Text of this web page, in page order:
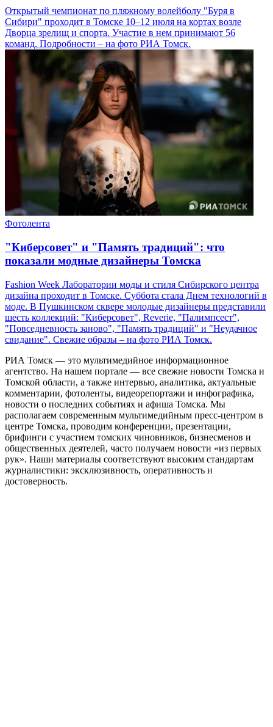
Открытый чемпионат по пляжному волейболу "Буря в
Сибири" проходит в Томске 10–12 июля на кортах возле
Дворца зрелищ и спорта. Участие в нем принимают 56
команд. Подробности – на фото РИА Томск.
Фотолента
"Киберсовет" и "Память традиций": что
показали модные дизайнеры Томска
Fashion Week Лаборатории моды и стиля Сибирского центра
дизайна проходит в Томске. Суббота стала Днем технологий в
моде. В Пушкинском сквере молодые дизайнеры представили
шесть коллекций: "Киберсовет", Reverie, "Палимпсест",
"Повседневность заново", "Память традиций" и "Неудачное
свидание". Свежие образы – на фото РИА Томск.
РИА Томск — это мультимедийное информационное
агентство. На нашем портале — все свежие новости Томска и
Томской области, а также интервью, аналитика, актуальные
комментарии, фотоленты, видеорепортажи и инфографика,
новости о последних событиях и афиша Томска. Мы
располагаем современным мультимедийным пресс-центром в
центре Томска, проводим конференции, презентации,
брифинги с участием томских чиновников, бизнесменов и
общественных деятелей, часто получаем новости «из первых
рук». Наши материалы соответствуют высоким стандартам
журналистики: эксклюзивность, оперативность и
достоверность.